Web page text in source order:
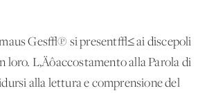
Ges√π si present√≤ ai discepoli
loro. L‚Äôaccostamento alla Parola di
alla lettura e comprensione del